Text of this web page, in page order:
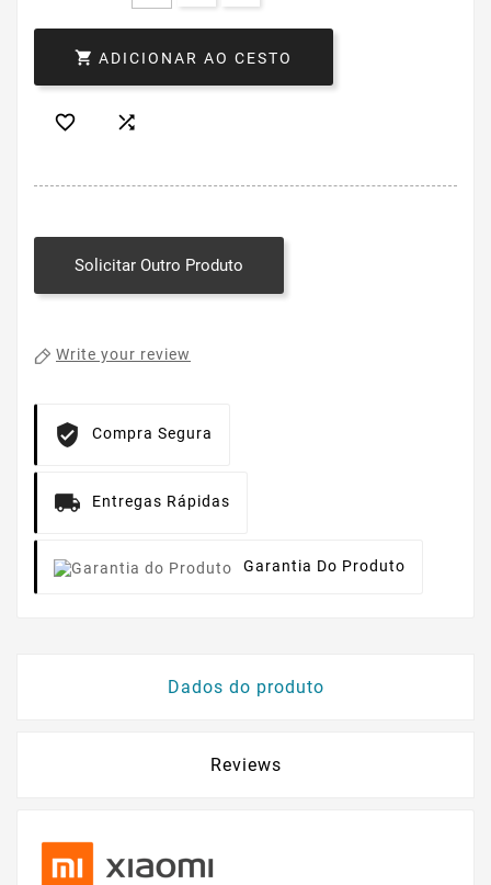
 ADICIONAR AO CESTO
 
Solicitar Outro Produto
Write your review
Compra Segura
Entregas Rápidas
Garantia Do Produto
Dados do produto
Reviews